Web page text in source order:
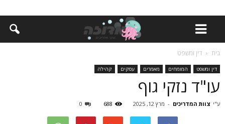
בית דין ומשפט
דין ומשפט המומחים מאמרים עסקים קהילה
עו"ד נזקי גוף
ע"י צוות המדריכים - מרץ 12, 2025 688
0